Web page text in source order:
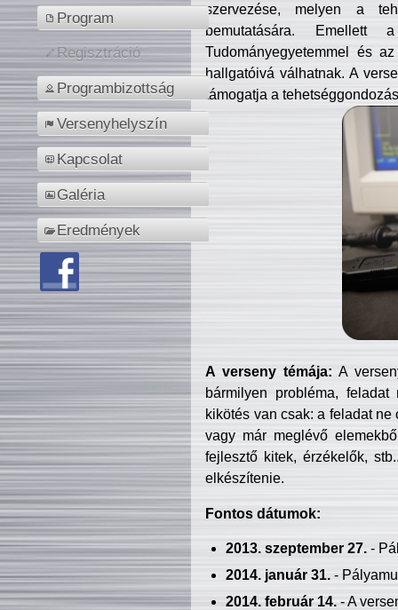
Program
Regisztráció
Programbizottság
Versenyhelyszín
Kapcsolat
Galéria
Eredmények
szervezése, melyen a
bemutatására. Emellett
Tudományegyetemmel és
hallgatóivá válhatnak. A
támogatja a
A verseny témája: A
bármilyen probléma, feladat
kikötés van csak: a feladat
vagy már meglévő
fejlesztő kitek, érzékelők,
elkészítenie.
Fontos dátumok:
2013. szeptember 27.-
2014. január 31.-
2014. február 14.- A